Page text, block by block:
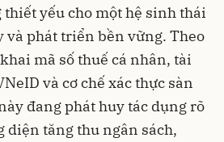
yếu cho một hệ sinh thái
và phát triển bền vững. Theo
mã số thuế cá nhân, tài
và cơ chế xác thực sàn
đang phát huy tác dụng rõ
diện tăng thu ngân sách,